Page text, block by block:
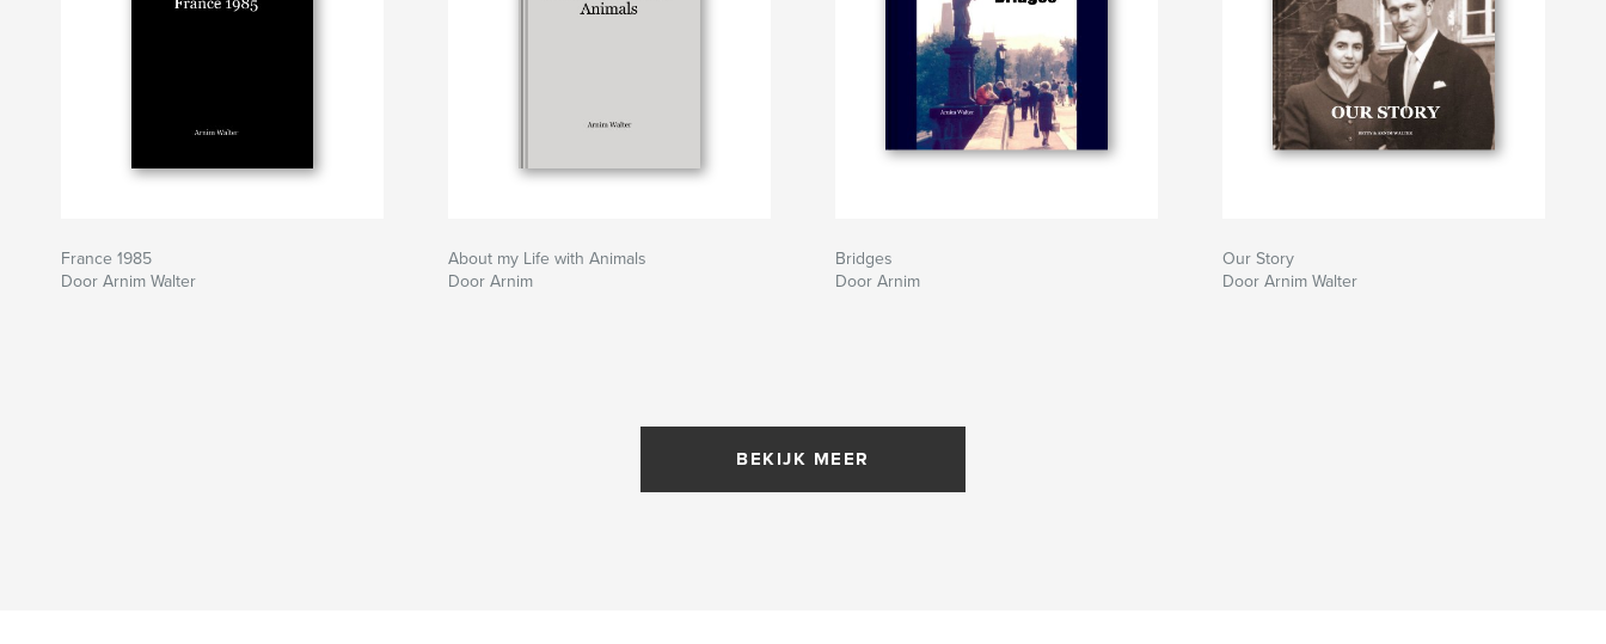
France 1985
Door Arnim Walter
About my Life with Animals
Door Arnim
Bridges
Door Arnim
Our Story
Door Arnim Walter
BEKIJK MEER